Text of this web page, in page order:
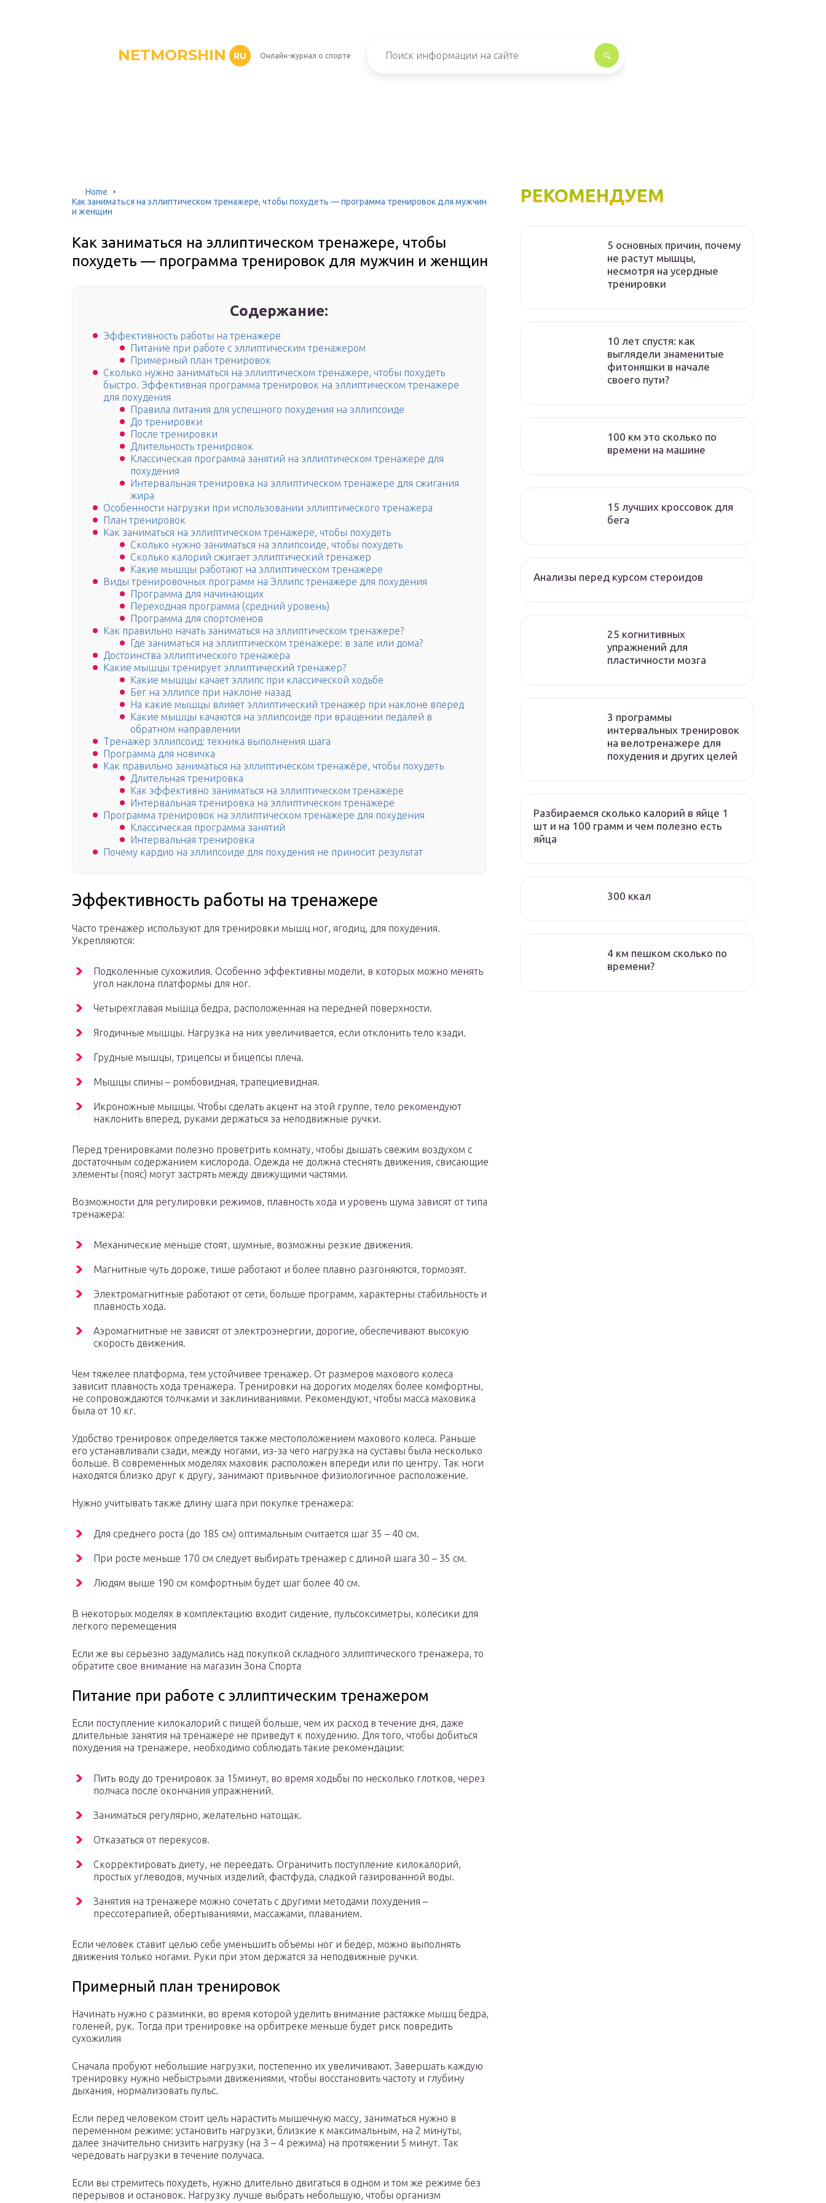
NETMORSHIN RU Онлайн-журнал о спорте
Home
Как заниматься на эллиптическом тренажере, чтобы похудеть — программа тренировок для мужчин
и женщин
Как заниматься на эллиптическом тренажере, чтобы
похудеть — программа тренировок для мужчин и женщин
Содержание:
Эффективность работы на тренажере
Питание при работе с эллиптическим тренажером
Примерный план тренировок
Сколько нужно заниматься на эллиптическом тренажере, чтобы похудеть
быстро. Эффективная программа тренировок на эллиптическом тренажере
для похудения
Правила питания для успешного похудения на эллипсоиде
До тренировки
После тренировки
Длительность тренировок
Классическая программа занятий на эллиптическом тренажере для
похудения
Интервальная тренировка на эллиптическом тренажере для сжигания
жира
Особенности нагрузки при использовании эллиптического тренажера
План тренировок
Как заниматься на эллиптическом тренажере, чтобы похудеть
Сколько нужно заниматься на эллипсоиде, чтобы похудеть
Сколько калорий сжигает эллиптический тренажер
Какие мышцы работают на эллиптическом тренажере
Виды тренировочных программ на Эллипс тренажере для похудения
Программа для начинающих
Переходная программа (средний уровень)
Программа для спортсменов
Как правильно начать заниматься на эллиптическом тренажере?
Где заниматься на эллиптическом тренажере: в зале или дома?
Достоинства эллиптического тренажера
Какие мышцы тренирует эллиптический тренажер?
Какие мышцы качает эллипс при классической ходьбе
Бег на эллипсе при наклоне назад
На какие мышцы влияет эллиптический тренажер при наклоне вперед
Какие мышцы качаются на эллипсоиде при вращении педалей в
обратном направлении
Тренажер эллипсоид: техника выполнения шага
Программа для новичка
Как правильно заниматься на эллиптическом тренажёре, чтобы похудеть
Длительная тренировка
Как эффективно заниматься на эллиптическом тренажере
Интервальная тренировка на эллиптическом тренажере
Программа тренировок на эллиптическом тренажере для похудения
Классическая программа занятий
Интервальная тренировка
Почему кардио на эллипсоиде для похудения не приносит результат
Эффективность работы на тренажере
Часто тренажер используют для тренировки мышц ног, ягодиц, для похудения.
Укрепляются:
Подколенные сухожилия. Особенно эффективны модели, в которых можно менять
угол наклона платформы для ног.
Четырехглавая мышца бедра, расположенная на передней поверхности.
Ягодичные мышцы. Нагрузка на них увеличивается, если отклонить тело кзади.
Грудные мышцы, трицепсы и бицепсы плеча.
Мышцы спины – ромбовидная, трапециевидная.
Икроножные мышцы. Чтобы сделать акцент на этой группе, тело рекомендуют
наклонить вперед, руками держаться за неподвижные ручки.
Перед тренировками полезно проветрить комнату, чтобы дышать свежим воздухом с
достаточным содержанием кислорода. Одежда не должна стеснять движения, свисающие
элементы (пояс) могут застрять между движущими частями.
Возможности для регулировки режимов, плавность хода и уровень шума зависят от типа
тренажера:
Механические меньше стоят, шумные, возможны резкие движения.
Магнитные чуть дороже, тише работают и более плавно разгоняются, тормозят.
Электромагнитные работают от сети, больше программ, характерны стабильность и
плавность хода.
Аэромагнитные не зависят от электроэнергии, дорогие, обеспечивают высокую
скорость движения.
Чем тяжелее платформа, тем устойчивее тренажер. От размеров махового колеса
зависит плавность хода тренажера. Тренировки на дорогих моделях более комфортны,
не сопровождаются толчками и заклиниваниями. Рекомендуют, чтобы масса маховика
была от 10 кг.
Удобство тренировок определяется также местоположением махового колеса. Раньше
его устанавливали сзади, между ногами, из-за чего нагрузка на суставы была несколько
больше. В современных моделях маховик расположен впереди или по центру. Так ноги
находятся близко друг к другу, занимают привычное физиологичное расположение.
Нужно учитывать также длину шага при покупке тренажера:
Для среднего роста (до 185 см) оптимальным считается шаг 35 – 40 см.
При росте меньше 170 см следует выбирать тренажер с длиной шага 30 – 35 см.
Людям выше 190 см комфортным будет шаг более 40 см.
В некоторых моделях в комплектацию входит сидение, пульсоксиметры, колесики для
легкого перемещения
Если же вы серьезно задумались над покупкой складного эллиптического тренажера, то
обратите свое внимание на магазин Зона Спорта
Питание при работе с эллиптическим тренажером
Если поступление килокалорий с пищей больше, чем их расход в течение дня, даже
длительные занятия на тренажере не приведут к похудению. Для того, чтобы добиться
похудения на тренажере, необходимо соблюдать такие рекомендации:
Пить воду до тренировок за 15минут, во время ходьбы по несколько глотков, через
полчаса после окончания упражнений.
Заниматься регулярно, желательно натощак.
Отказаться от перекусов.
Скорректировать диету, не переедать. Ограничить поступление килокалорий,
простых углеводов, мучных изделий, фастфуда, сладкой газированной воды.
Занятия на тренажере можно сочетать с другими методами похудения –
прессотерапией, обертываниями, массажами, плаванием.
Если человек ставит целью себе уменьшить объемы ног и бедер, можно выполнять
движения только ногами. Руки при этом держатся за неподвижные ручки.
Примерный план тренировок
Начинать нужно с разминки, во время которой уделить внимание растяжке мышц бедра,
голеней, рук. Тогда при тренировке на орбитреке меньше будет риск повредить
сухожилия
Сначала пробуют небольшие нагрузки, постепенно их увеличивают. Завершать каждую
тренировку нужно небыстрыми движениями, чтобы восстановить частоту и глубину
дыхания, нормализовать пульс.
Если перед человеком стоит цель нарастить мышечную массу, заниматься нужно в
переменном режиме: установить нагрузки, близкие к максимальным, на 2 минуты,
далее значительно снизить нагрузку (на 3 – 4 режима) на протяжении 5 минут. Так
чередовать нагрузки в течение получаса.
Если вы стремитесь похудеть, нужно длительно двигаться в одном и том же режиме без
перерывов и остановок. Нагрузку лучше выбрать небольшую, чтобы организм
РЕКОМЕНДУЕМ
5 основных причин, почему
не растут мышцы,
несмотря на усердные
тренировки
10 лет спустя: как
выглядели знаменитые
фитоняшки в начале
своего пути?
100 км это сколько по
времени на машине
15 лучших кроссовок для
бега
Анализы перед курсом стероидов
25 когнитивных
упражнений для
пластичности мозга
3 программы
интервальных тренировок
на велотренажере для
похудения и других целей
Разбираемся сколько калорий в яйце 1
шт и на 100 грамм и чем полезно есть
яйца
300 ккал
4 км пешком сколько по
времени?